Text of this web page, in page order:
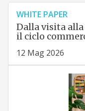
WHITE PAPER
Dalla visita
il ciclo
12 Mag 2026